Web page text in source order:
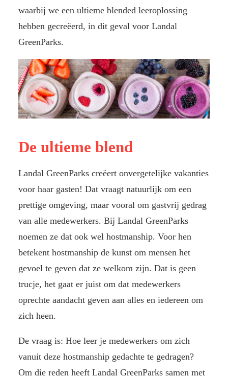
waarbij we een ultieme blended leeroplossing
hebben gecreëerd, in dit geval voor Landal
GreenParks.
De ultieme blend
Landal GreenParks creëert onvergetelijke vakanties
voor haar gasten! Dat vraagt natuurlijk om een
prettige omgeving, maar vooral om gastvrij gedrag
van alle medewerkers. Bij Landal GreenParks
noemen ze dat ook wel hostmanship. Voor hen
betekent hostmanship de kunst om mensen het
gevoel te geven dat ze welkom zijn. Dat is geen
trucje, het gaat er juist om dat medewerkers
oprechte aandacht geven aan alles en iedereen om
zich heen.
De vraag is: Hoe leer je medewerkers om zich
vanuit deze hostmanship gedachte te gedragen?
Om die reden heeft Landal GreenParks samen met